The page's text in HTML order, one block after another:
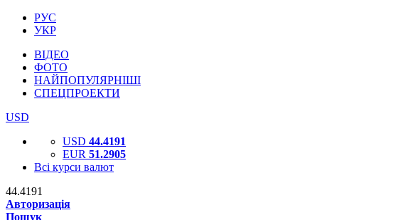
РУС
УКР
ВІДЕО
ФОТО
НАЙПОПУЛЯРНІШІ
СПЕЦПРОЕКТИ
USD
USD 44.4191
EUR 51.2905
Всі курси валют
44.4191
Авторизація
Пошук